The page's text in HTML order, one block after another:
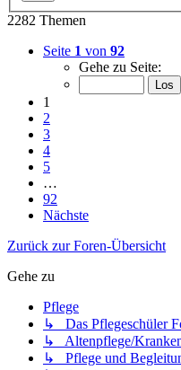
2282 Themen
Seite 1 von 92
Gehe zu Seite:
1
2
3
4
5
…
92
Nächste
Zurück zur Foren-Übersicht
Gehe zu
Pflege
↳ Das Pflegeschüler
↳ Altenpflege/
↳ Pflege und